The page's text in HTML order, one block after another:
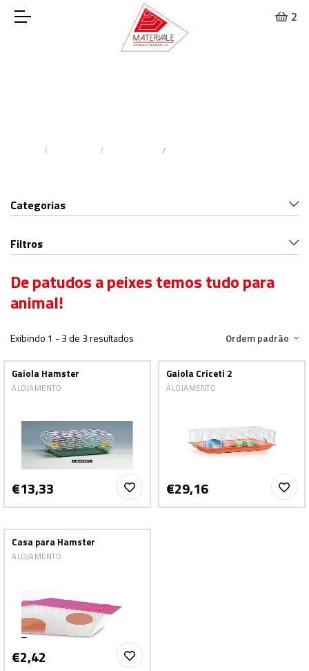
2
Categorias
Filtros
De patudos a peixes temos tudo para
animal!
Exibindo 1 - 3 de 3 resultados Ordem padrão
Gaiola Hamster
ALOJAMENTO
€13,33
Gaiola Criceti 2
ALOJAMENTO
€29,16
Casa para Hamster
ALOJAMENTO
€2,42